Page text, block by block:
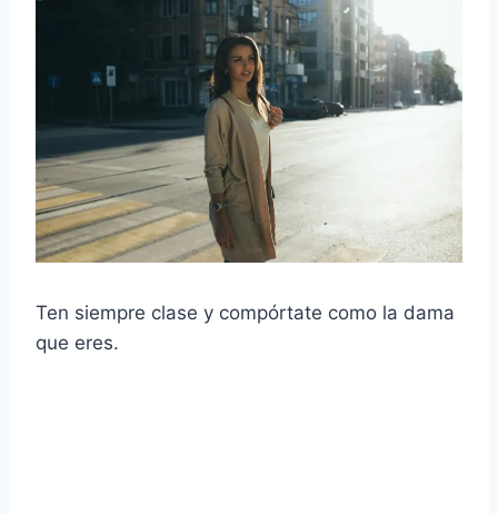
Ten siempre clase y compórtate como la dama
que eres.